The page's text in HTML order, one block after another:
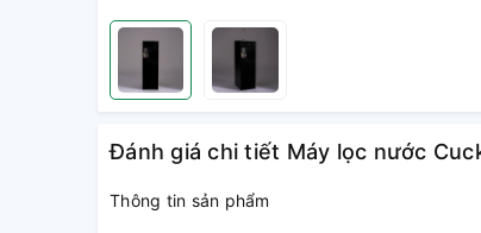
Đánh giá chi tiết Máy lọc nước
Thông tin sản phẩm